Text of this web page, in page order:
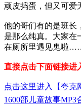
顽皮捣蛋，但又可爱
他的哥们有的是班长
是那么纯真。大家在
在厕所里遇见鬼啦
直接点击下面链接进
点击这里进入【夸克
1600部儿童故事MP3